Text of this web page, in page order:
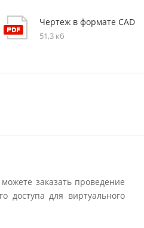
Чертеж в формате CAD
51,3 кб
заказать проведение
доступа для виртуального